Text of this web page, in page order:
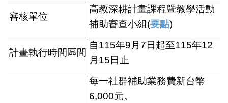
審核單位
高教深耕計畫課程曁教學活動
補助審查小組(要點)
計畫執行時間區間
自115年9月7日起至115年12
月15日止
每一社群補助業務費新台幣
6,000元。